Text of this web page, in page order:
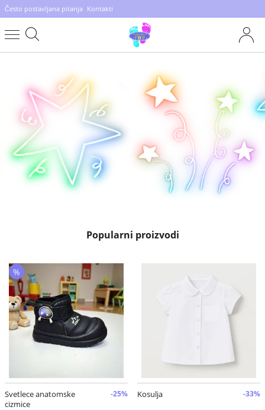
Često postavljana pitanja Kontakti
Popularni proizvodi
Svetlece anatomske
cizmice
-25%
%
Kosulja -33%